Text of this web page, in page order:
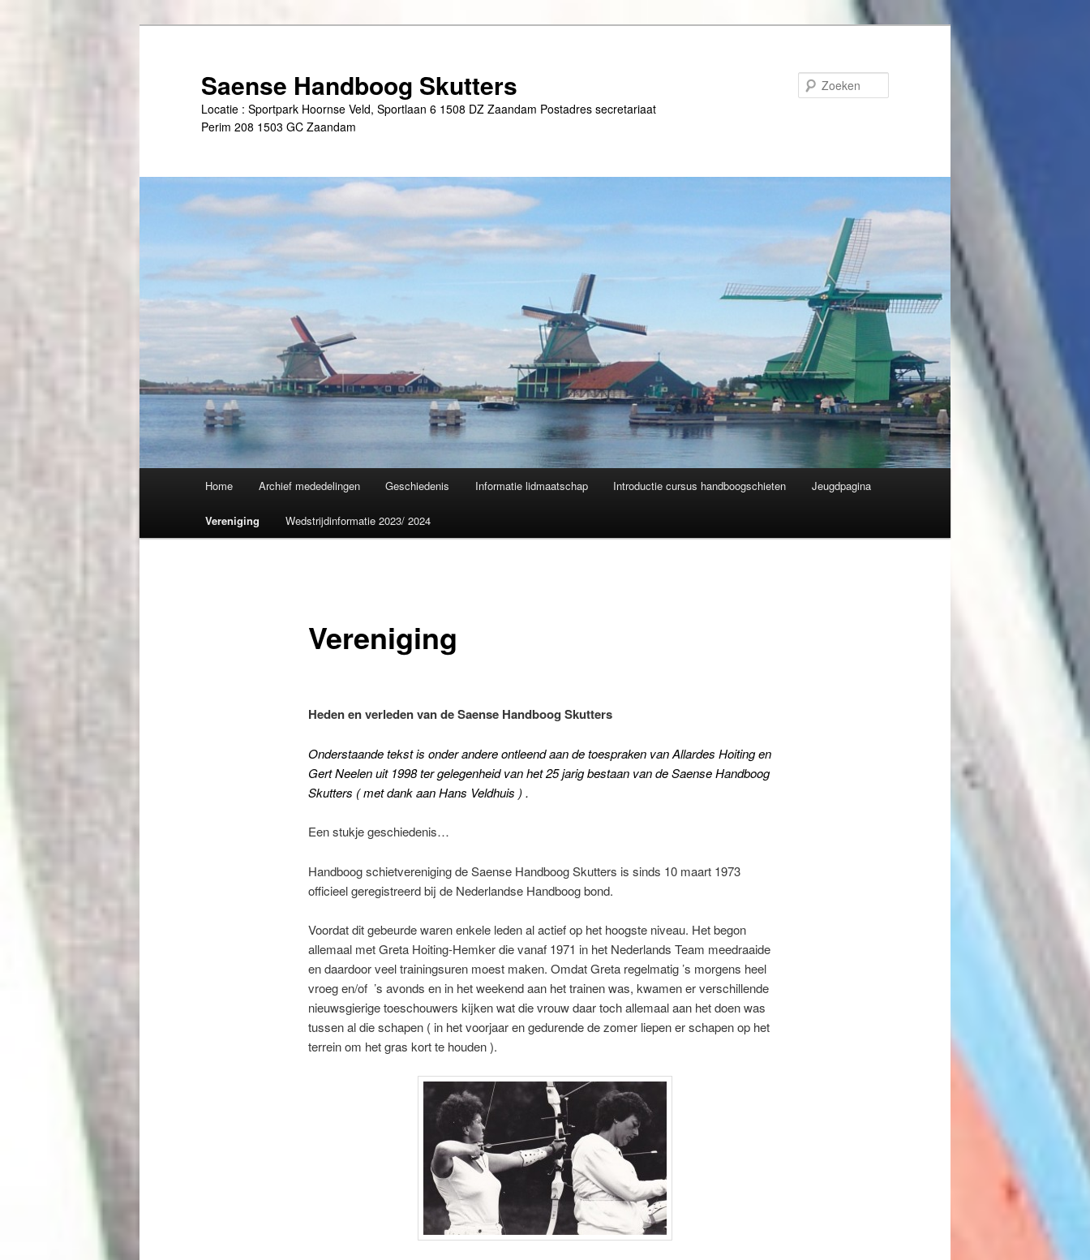
Saense Handboog Skutters
Locatie : Sportpark Hoornse Veld, Sportlaan 6 1508 DZ Zaandam Postadres secretariaat
Perim 208 1503 GC Zaandam
Home Archief mededelingen Geschiedenis Informatie lidmaatschap Introductie cursus handboogschieten Jeugdpagina
Vereniging Wedstrijdinformatie 2023/ 2024
Vereniging
Heden en verleden van de Saense Handboog Skutters
Onderstaande tekst is onder andere ontleend aan de toespraken vanAllardes Hoiting en
Gert Neelen uit 1998 ter gelegenheid van het 25 jarig bestaan van de Saense Handboog
Skutters ( met dank aan Hans Veldhuis ) .
Een stukje geschiedenis…
Handboog schietvereniging de Saense Handboog Skutters is sinds 10 maart 1973
officieel geregistreerd bij de Nederlandse Handboog bond.
Voordat dit gebeurde waren enkele leden al actief op het hoogste niveau. Het begon
allemaal met Greta Hoiting-Hemker die vanaf 1971 in het Nederlands Team meedraaide
en daardoor veel trainingsuren moest maken. Omdat Greta regelmatig ’s morgens heel
vroeg en/of ’s avonds en in het weekend aan het trainen was, kwamen er verschillende
nieuwsgierige toeschouwers kijken wat die vrouw daar toch allemaal aan het doen was
tussen al die schapen ( in het voorjaar en gedurende de zomer liepen er schapen op het
terrein om het gras kort te houden ).